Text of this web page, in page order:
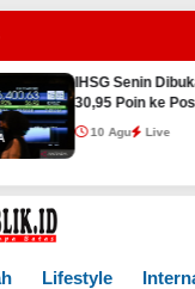
IHSG Senin Dibuka Menguat
Poin ke Posisi 6.440,6
10 Agu Live
Lifestyle